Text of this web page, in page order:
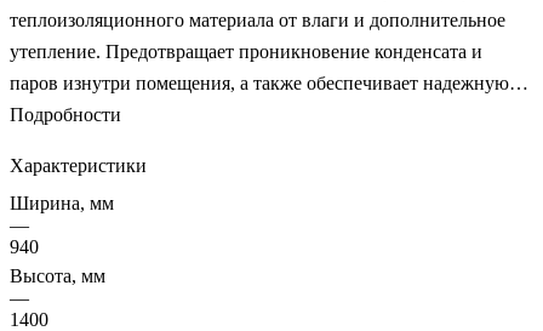
теплоизоляционного материала от влаги и дополнительное
утепление. Предотвращает проникновение конденсата и
паров изнутри помещения, а также обеспечивает надежную
защиту от осадков снаружи. Высокоэффективный утеплитель
характеристикам превосходит практически все натуральные и
искусственные синтетические материалы. Соединительная
лента на бутилкаучуковой основе обеспечивает надежное
примыкание пароизоляционной пленки к оконному коробу.
Клейкая лента на акриловой основе для устойчивого
Подробности
Характеристики
Ширина, мм
—
940
Высота, мм
—
1400